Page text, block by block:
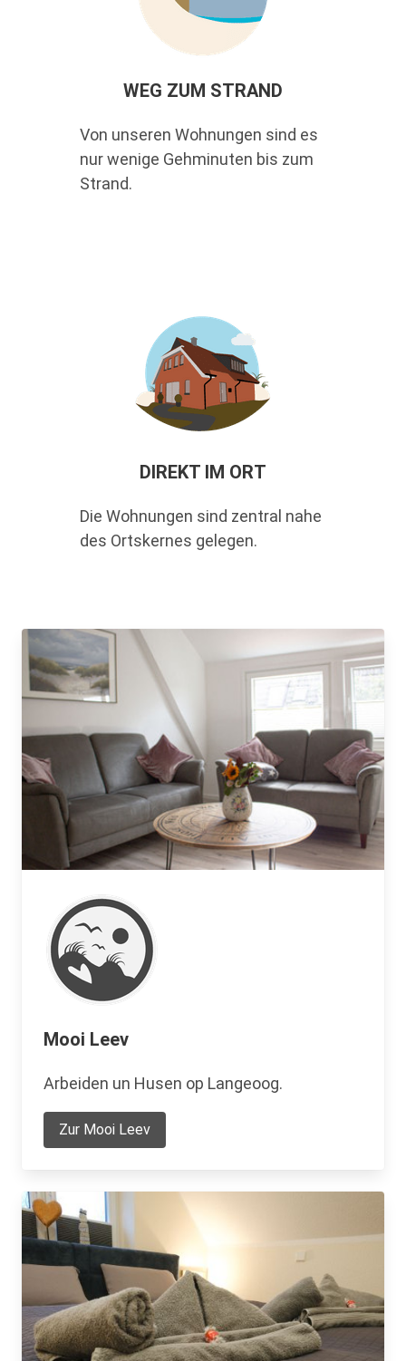
WEG ZUM STRAND
Von unseren Wohnungen sind es
nur wenige Gehminuten bis zum
Strand.
DIREKT IM ORT
Die Wohnungen sind zentral nahe
des Ortskernes gelegen.
Mooi Leev
Arbeiden un Husen op Langeoog.
Zur Mooi Leev